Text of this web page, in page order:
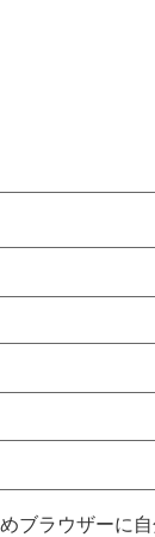
ブラウザーに